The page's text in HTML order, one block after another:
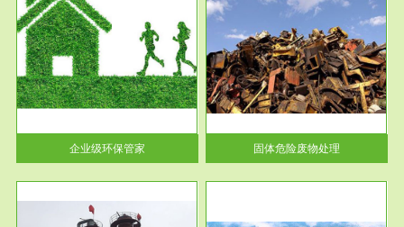
企业级环保管家
服务范围
固体危险废物处理
固体废物解释：固体废物是指人
们在生产建设、日常生活和其他
活动中...
固体危险废物处理